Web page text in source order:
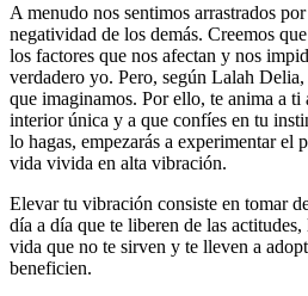
A menudo nos sentimos arrastrados
negatividad de los demás. Creemos
los factores que nos afectan y nos
verdadero yo. Pero, según Lalah
que imaginamos. Por ello, te anima a ti
interior única y a que confíes en tu
lo hagas, empezarás a experimentar el
vida vivida en alta vibración.
Elevar tu vibración consiste en tomar
día a día que te liberen de las
vida que no te sirven y te lleven a
beneficien.